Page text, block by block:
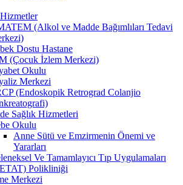
(Alkol ve Madde Bağımlıları Tedavi
Dostu Hastane
(Çocuk İzlem Merkezi)
Okulu
Merkezi
(Endoskopik Retrograd Colanjio
Sağlık Hizmetleri
Okulu
Anne Sütü ve Emzirmenin Önemi ve
Yararları
Ve Tamamlayıcı Tıp Uygulamaları
Polikliniği
Merkezi